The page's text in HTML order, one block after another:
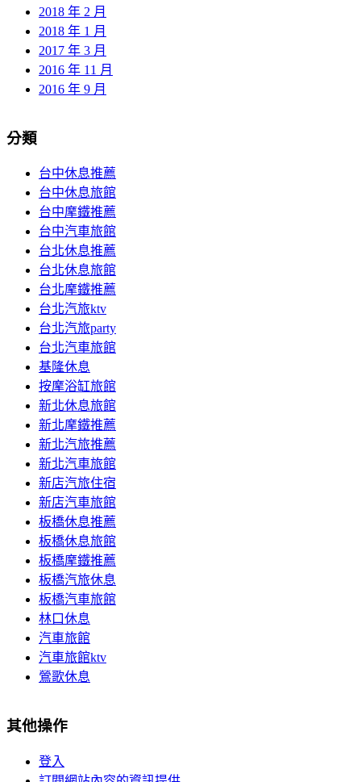
2018 年 2 月
2018 年 1 月
2017 年 3 月
2016 年 11 月
2016 年 9 月
分類
台中休息推薦
台中休息旅館
台中摩鐵推薦
台中汽車旅館
台北休息推薦
台北休息旅館
台北摩鐵推薦
台北汽旅ktv
台北汽旅party
台北汽車旅館
基隆休息
按摩浴缸旅館
新北休息旅館
新北摩鐵推薦
新北汽旅推薦
新北汽車旅館
新店汽旅住宿
新店汽車旅館
板橋休息推薦
板橋休息旅館
板橋摩鐵推薦
板橋汽旅休息
板橋汽車旅館
林口休息
汽車旅館
汽車旅館ktv
鶯歌休息
其他操作
登入